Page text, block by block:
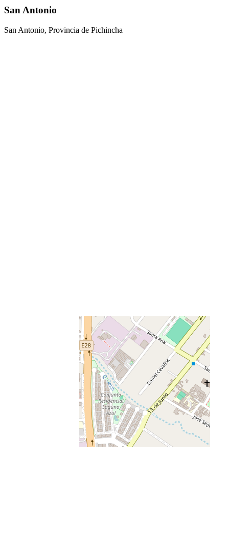
San Antonio
San Antonio, Provincia de Pichincha